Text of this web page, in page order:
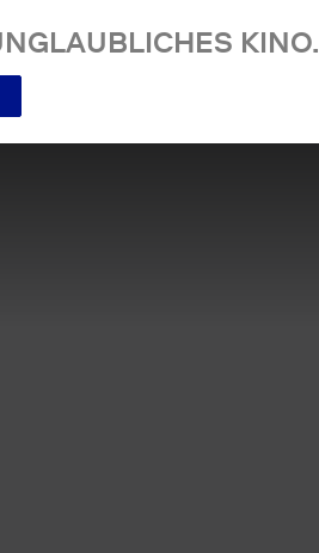
KINO.